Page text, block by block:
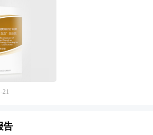
备成本偏高、投资回报周期较长、
字化难度大、人机协同服务标准缺
商业模式从概念验证走向可持续盈
望未来，智能餐厅产业将迎来技
性平衡点的黄金发展期。随着核心
降、人机协同服务标准建立及消费
代对科技体验的追求将形成双重
当地政府以前瞻性的眼光拟定科学
，特别是一些战略性新兴产业更需
切实可行的扶持和培育规划。通过
确定地方经济发展的产业支撑体
确定方向和框架。我们针对各大城
域的产业发展规划，将围绕“产业
产业规划→产业实施”这条主线
有准确的理解区域内产业发展基
升级与生态文明三大核心命题的关
活县域经济的重要引擎，也是满
生活需求的解决方案，更是探
”可持续发展模式的先锋试验场。
住宿功能升维为新生活方式的系统
30年的经济社会发展将历经两个
，到本世纪中叶把我国建成富强
21
告